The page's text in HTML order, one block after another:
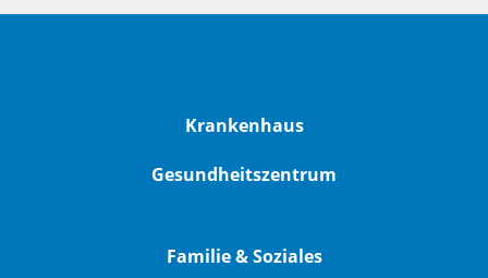
Krankenhaus
Gesundheitszentrum
Familie & Soziales